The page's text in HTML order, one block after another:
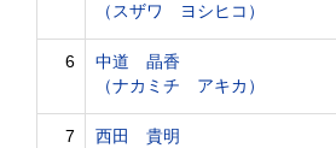
（スザワ ヨシヒコ）
6
中道 晶香
（ナカミチ アキカ）
7 西田 貴明